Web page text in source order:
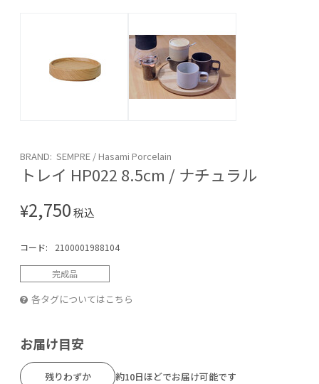
BRAND: SEMPRE / Hasami Porcelain
トレイ HP022 8.5cm / ナチュラル
¥2,750税込
コード: 2100001988104
完成品
各タグについてはこちら
お届け目安
残りわずか 約10日ほどでお届け可能です